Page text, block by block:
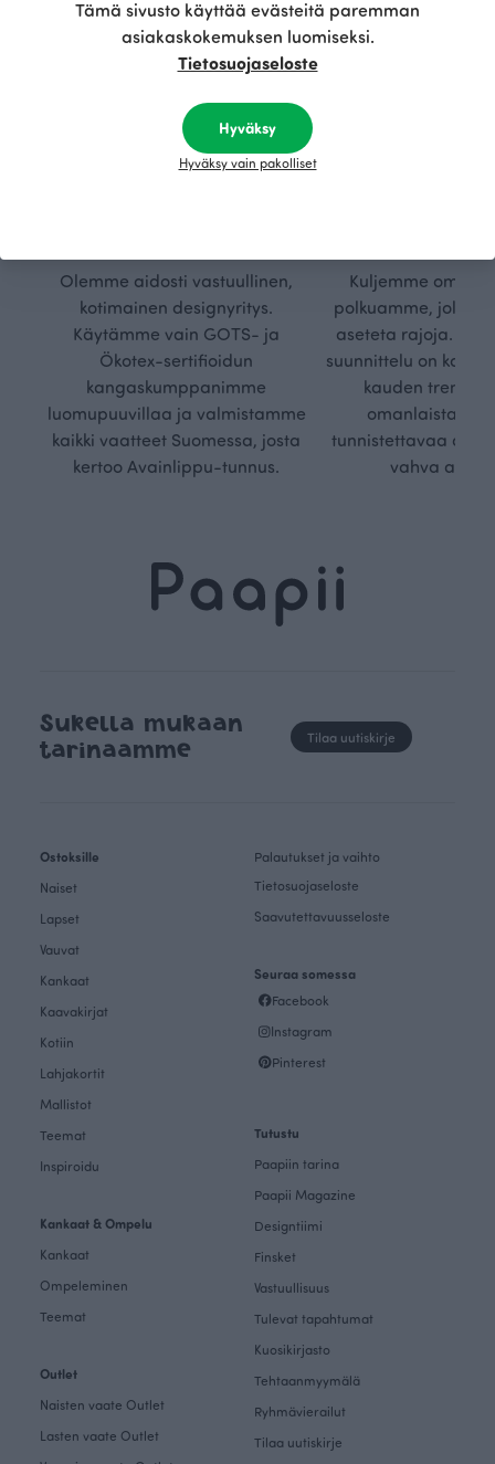
Olemme aidosti vastuullinen,
kotimainen designyritys.
Käytämme vain GOTS- ja
Ökotex-sertifioidun
kangaskumppanimme
luomupuuvillaa ja valmistamme
kaikki vaatteet Suomessa, josta
kertoo Avainlippu-tunnus.
Kuljemme omaa,
polkuamme, jolla
aseteta rajoja.
suunnittelu on
kauden
omanlaista,
tunnistettavaa
vahva
Sukella mukaan
tarinaamme
Tilaa uutiskirje
Ostoksille
Naiset
Lapset
Vauvat
Kankaat
Kaavakirjat
Kotiin
Lahjakortit
Mallistot
Teemat
Inspiroidu
Kankaat & Ompelu
Kankaat
Ompeleminen
Teemat
Outlet
Naisten vaate Outlet
Lasten vaate Outlet
Palautukset ja vaihto
Tietosuojaseloste
Saavutettavuusseloste
Seuraa somessa
Facebook
Instagram
Pinterest
Tutustu
Paapiin tarina
Paapii Magazine
Designtiimi
Finsket
Vastuullisuus
Tulevat tapahtumat
Kuosikirjasto
Tehtaanmyymälä
Ryhmävierailut
Tilaa uutiskirje
Tämä sivusto käyttää evästeitä paremman
asiakaskokemuksen luomiseksi.
Tietosuojaseloste
Hyväksy
Hyväksy vain pakolliset